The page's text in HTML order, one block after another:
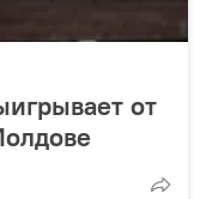
от